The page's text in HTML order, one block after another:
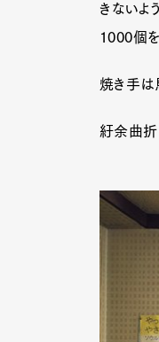
きないよ
1000個を
焼き手は
紆余曲折